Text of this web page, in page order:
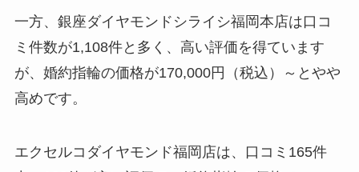
一方、銀座ダイヤモンドシライシ福岡本店は口コ
ミ件数が1,108件と多く、高い評価を得ています
が、婚約指輪の価格が170,000円（税込）～とやや
高めです。
エクセルコダイヤモンド福岡店は、口コミ165件